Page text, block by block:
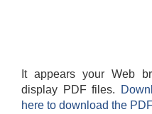
It appears your Web
display PDF files.
here to download the